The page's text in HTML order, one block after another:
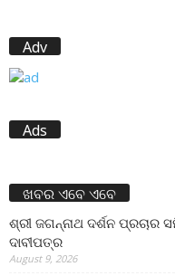
Adv
Ads
ଖବର ଏବେ ଏବେ
ଶ୍ରୀ ଜଗନ୍ନାଥ ଦର୍ଶନ ପ୍ରଚାର
ଦାବୀପତ୍ର
August 9, 2026